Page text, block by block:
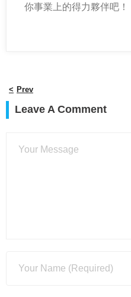
你事業上的得力夥伴吧！
Prev
Leave A Comment